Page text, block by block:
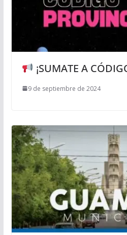
¡SUMATE A
9 de septiembre de 2024